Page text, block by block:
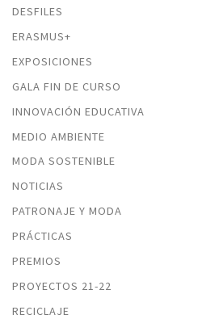
DESFILES
ERASMUS+
EXPOSICIONES
GALA FIN DE CURSO
INNOVACIÓN EDUCATIVA
MEDIO AMBIENTE
MODA SOSTENIBLE
NOTICIAS
PATRONAJE Y MODA
PRÁCTICAS
PREMIOS
PROYECTOS 21-22
RECICLAJE